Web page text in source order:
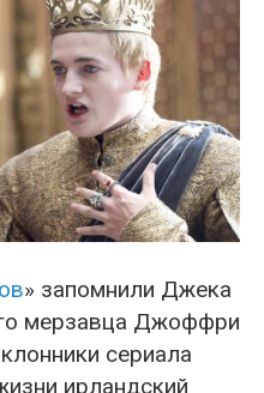
» запомнили Джека
мерзавца Джоффри
сериала
ирландский